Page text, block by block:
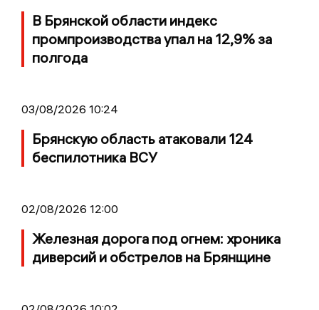
В Брянской области индекс
промпроизводства упал на 12,9% за
полгода
03/08/2026 10:24
Брянскую область атаковали 124
беспилотника ВСУ
02/08/2026 12:00
Железная дорога под огнем: хроника
диверсий и обстрелов на Брянщине